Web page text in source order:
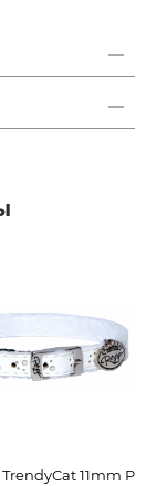
11mm P